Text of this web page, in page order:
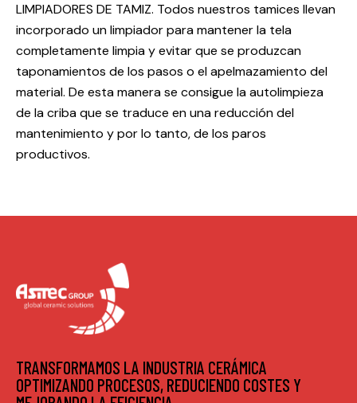
LIMPIADORES DE TAMIZ. Todos nuestros tamices llevan
incorporado un limpiador para mantener la tela
completamente limpia y evitar que se produzcan
taponamientos de los pasos o el apelmazamiento del
material. De esta manera se consigue la autolimpieza
de la criba que se traduce en una reducción del
mantenimiento y por lo tanto, de los paros
productivos.
TRANSFORMAMOS LA INDUSTRIA CERÁMICA
OPTIMIZANDO PROCESOS, REDUCIENDO COSTES Y